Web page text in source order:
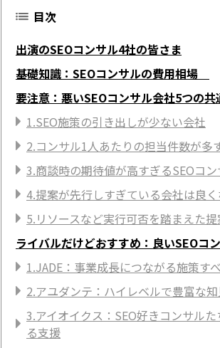
目次
出演のSEOコンサル4社の皆さま
基礎知識：SEOコンサルの費用相場
要注意：悪いSEOコンサル会社5つの共
1.SEO施策の引き出しが少ない会社
2.コンサル1人あたりの担当件数が多
3.商談時の期待値が高すぎるSEOコ
4.提案が先行しすぎている会社は良
5.リソースなど実行可否を踏まえた
ライバルだけどおすすめ：良いSEOコ
1.JADE：事業成長につながる施策す
2.アユダンテ：ハイレベルで豊富な
3.アイオイクス：SEO好きコンサル
る支援